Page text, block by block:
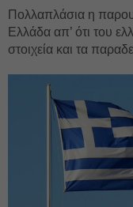
Πολλαπλάσια η
Ελλάδα απ’ ότι του
στοιχεία και τα